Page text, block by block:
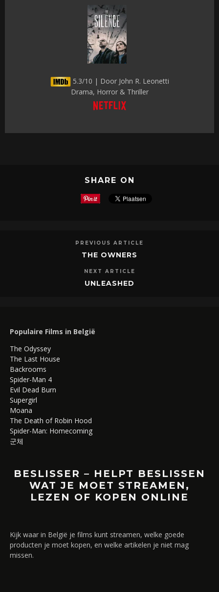
5.3/10 | Door John R. Leonetti
Drama, Horror & Thriller
SHARE ON
PREVIOUS ARTICLE
THE OWNERS
NEXT ARTICLE
UNLEASHED
Populaire Films in België
The Odyssey
The Last House
Backrooms
Spider-Man 4
Evil Dead Burn
Supergirl
Moana
The Death of Robin Hood
Spider-Man: Homecoming
군체
BESLISSER – HELPT BESLISSEN
WAT JE MOET STREAMEN,
LEZEN OF KOPEN ONLINE
Kijk waar in België je films kunt streamen, welke goede
producten je moet kopen, en welke artikelen je niet mag
missen.